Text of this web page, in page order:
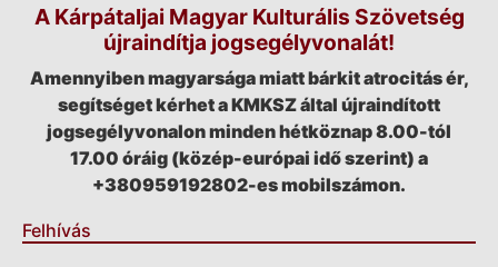
A Kárpátaljai Magyar Kulturális Szövetség
újraindítja jogsegélyvonalát!
Amennyiben magyarsága miatt bárkit atrocitás ér,
segítséget kérhet a KMKSZ által újraindított
jogsegélyvonalon minden hétköznap 8.00-tól
17.00 óráig (közép-európai idő szerint) a
+380959192802-es mobilszámon.
Felhívás